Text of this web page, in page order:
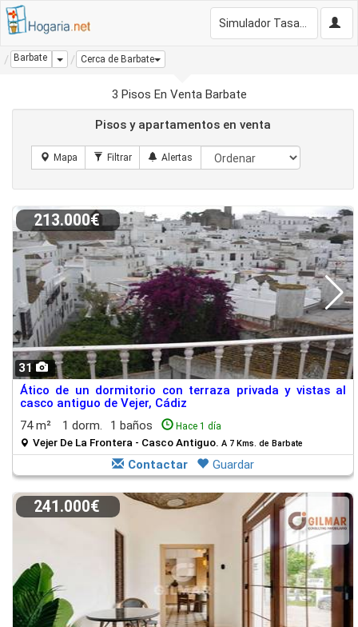
Barbate Dropdown
Cerca de Barbate
3 Pisos En Venta Barbate
Pisos y apartamentos en venta
31
213.000€
Ático de un dormitorio con terraza privada y vistas al
casco antiguo de Vejer, Cádiz
74 m²
1 dorm. 1 baños Hace 1 día
Vejer De La Frontera - Casco Antiguo. A 7 Kms. de Barbate
Contactar Guardar
241.000€